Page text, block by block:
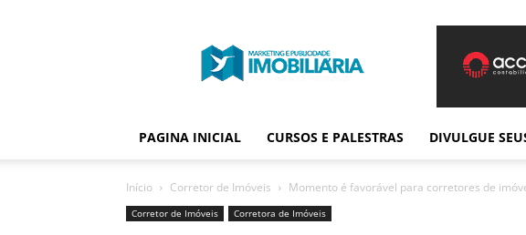
Publicidade
Imobiliária
PAGINA INICIAL CURSOS E PALESTRAS DIVULGUE
Início Corretor de Imóveis Momento é favorável para corretores de
Corretor de Imóveis Corretora de Imóveis